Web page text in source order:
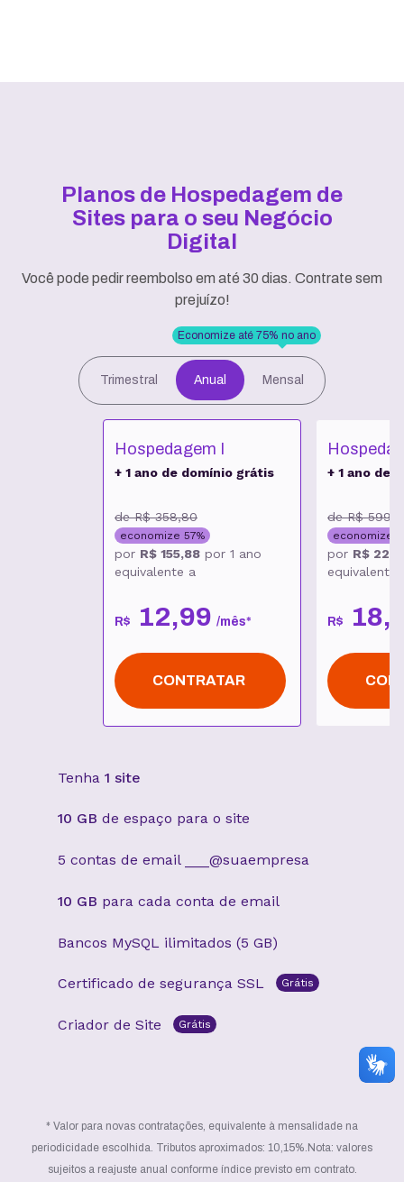
Planos de Hospedagem de
Sites para o seu Negócio
Digital
Você pode pedir reembolso em até 30 dias. Contrate sem
prejuízo!
Anual
Economize até 75% no ano
Trimestral Mensal
Hospedagem I
+ 1 ano de domínio grátis
deR$ 358,80
economize 57%
por R$ 155,88 por 1 ano
equivalente a
R$ 12,99 /mês*
CONTRATAR
+ 1 ano de
deR$
economize
por R$
equivalente
R$ 18,
Tenha 1 site
10 GB de espaço para o site
5 contas de email ___@suaempresa
10 GB para cada conta de email
Bancos MySQL ilimitados (5 GB)
Certificado de segurança SSL Grátis
Criador de Site Grátis
* Valor para novas contratações, equivalente à mensalidade na
periodicidade escolhida. Tributos aproximados: 10,15%. Nota: valores
sujeitos a reajuste anual conforme índice previsto em contrato.